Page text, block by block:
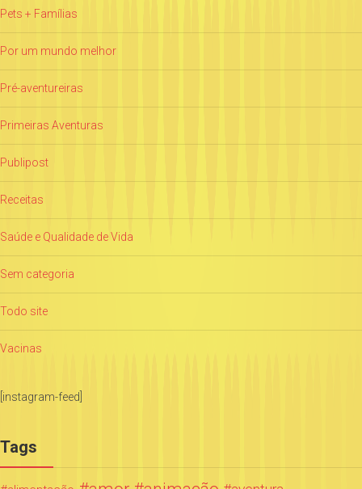
Pets + Famílias
Por um mundo melhor
Pré-aventureiras
Primeiras Aventuras
Publipost
Receitas
Saúde e Qualidade de Vida
Sem categoria
Todo site
Vacinas
[instagram-feed]
Tags